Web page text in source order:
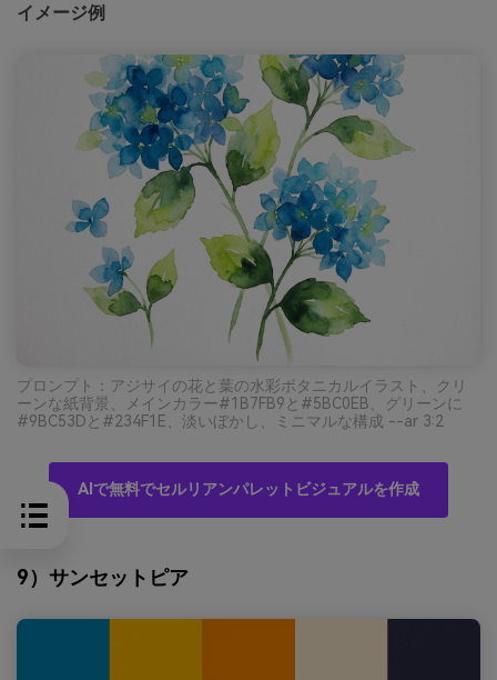
イメージ例
プロンプト：アジサイの花と葉の水彩ボタニカルイラスト、クリ
ーンな紙背景、メインカラー#1B7FB9と#5BC0EB、グリーンに
#9BC53Dと#234F1E、淡いぼかし、ミニマルな構成 --ar 3:2
AIで無料でセルリアンパレットビジュアルを作成
9）サンセットピア